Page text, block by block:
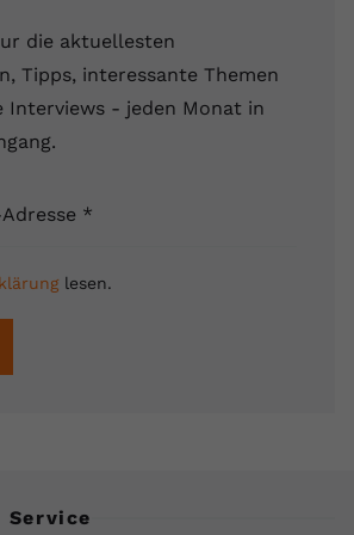
die aktuellesten
Tipps, interessante Themen
Interviews - jeden Monat in
*
lesen.
Service
eine eindeutige ID, um
hat.
von YouTube gesetzte Cookie